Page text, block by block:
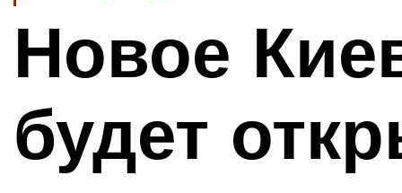
Новое
будет